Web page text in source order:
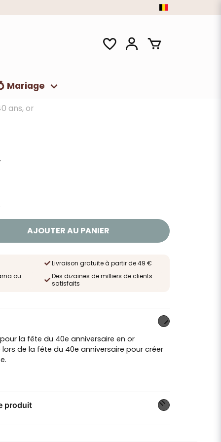
Mariage
ans, or
AJOUTER AU PANIER
Livraison gratuite à partir de 49 €
ou
Des dizaines de milliers de clients
satisfaits
la fête du 40e anniversaire en or
de la fête du 40e anniversaire pour créer
produit